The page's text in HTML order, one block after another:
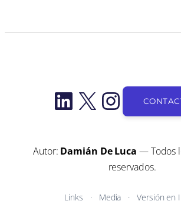
LinkedIn
X
Autor: Damián De Luca — Todos
reservados.
Links Media Versión en